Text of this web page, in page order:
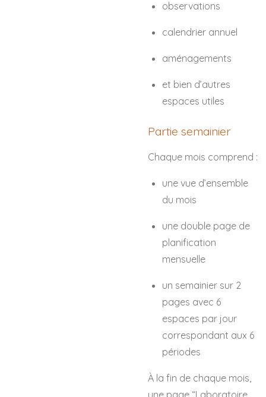
observations
calendrier annuel
aménagements
et bien d’autres
espaces utiles
Partie semainier
Chaque mois comprend :
une vue d’ensemble
du mois
une double page de
planification
mensuelle
un semainier sur 2
pages avec 6
espaces par jour
correspondant aux 6
périodes
À la fin de chaque mois,
une page “Laboratoire